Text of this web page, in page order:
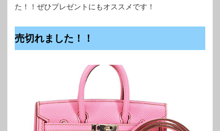
た！！ぜひプレゼントにもオススメです！
売切れました！！